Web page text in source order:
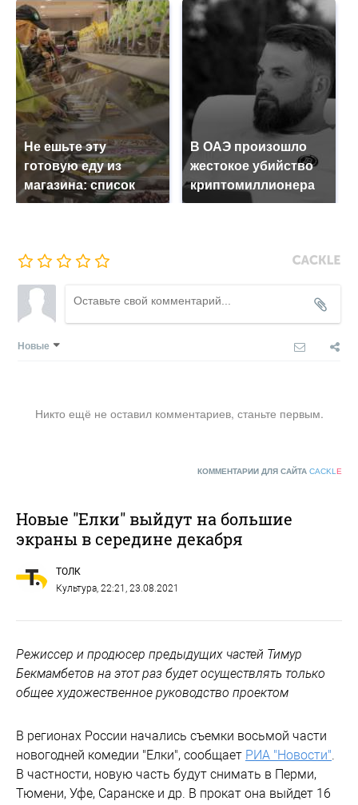
Не ешьте эту
готовую еду из
магазина: список
В ОАЭ произошло
жестокое убийство
криптомиллионера
Новые
Никто ещё не оставил комментариев, станьте первым.
КОММЕНТАРИИ ДЛЯ САЙТА CACKL E
Новые "Елки" выйдут на большие
экраны в середине декабря
ТОЛК
Культура, 22:21, 23.08.2021
Режиссер и продюсер предыдущих частей Тимур
Бекмамбетов на этот раз будет осуществлять только
общее художественное руководство проектом
В регионах России начались съемки восьмой части
новогодней комедии "Елки", сообщает РИА "Новости".
В частности, новую часть будут снимать в Перми,
Тюмени, Уфе, Саранске и др. В прокат она выйдет 16